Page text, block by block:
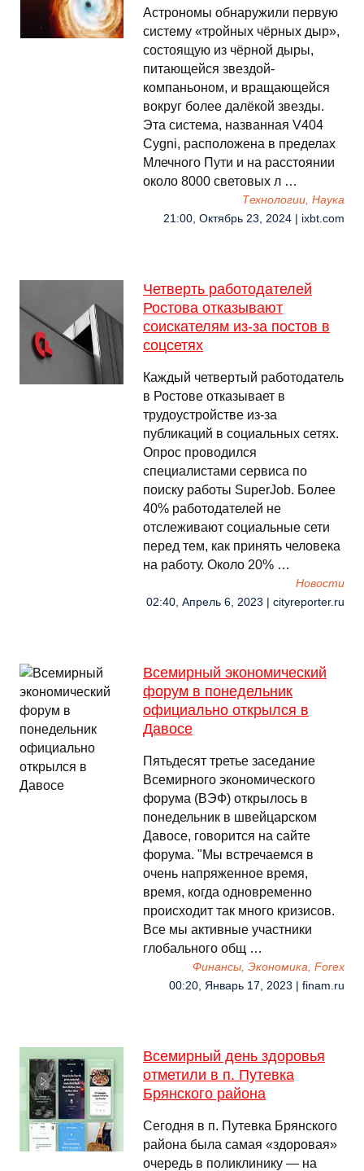
Астрономы обнаружили первую
систему «тройных чёрных дыр»,
состоящую из чёрной дыры,
питающейся звездой-
компаньоном, и вращающейся
вокруг более далёкой звезды.
Эта система, названная V404
Cygni, расположена в пределах
Млечного Пути и на расстоянии
около 8000 световых л …
Технологии, Наука
21:00, Октябрь 23, 2024 | ixbt.com
Четверть работодателей
Ростова отказывают
соискателям из-за постов в
соцсетях
Каждый четвертый работодатель
в Ростове отказывает в
трудоустройстве из-за
публикаций в социальных сетях.
Опрос проводился
специалистами сервиса по
поиску работы SuperJob. Более
40% работодателей не
отслеживают социальные сети
перед тем, как принять человека
на работу. Около 20% …
Новости
02:40, Апрель 6, 2023 | cityreporter.ru
Всемирный экономический
форум в понедельник
официально открылся в
Давосе
Пятьдесят третье заседание
Всемирного экономического
форума (ВЭФ) открылось в
понедельник в швейцарском
Давосе, говорится на сайте
форума. "Мы встречаемся в
очень напряженное время,
время, когда одновременно
происходит так много кризисов.
Все мы активные участники
глобального общ …
Финансы, Экономика, Forex
00:20, Январь 17, 2023 | finam.ru
Всемирный день здоровья
отметили в п. Путевка
Брянского района
Сегодня в п. Путевка Брянского
района была самая «здоровая»
очередь в поликлинику — на